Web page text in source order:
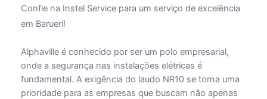
Confie na Instel Service para um serviço de excelência
em Barueri!
Alphaville é conhecido por ser um polo empresarial,
onde a segurança nas instalações elétricas é
fundamental. A exigência do laudo NR10 se torna uma
prioridade para as empresas que buscam não apenas